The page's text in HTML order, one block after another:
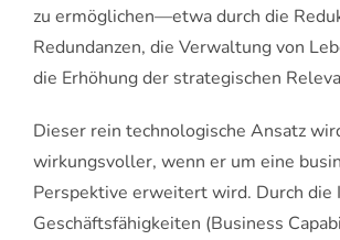
zu ermöglichen—etwa durch die
Redundanzen, die Verwaltung von
die Erhöhung der strategischen
Dieser rein technologische Ansatz
wirkungsvoller, wenn er um eine
Perspektive erweitert wird. Durch die
Geschäftsfähigkeiten (Business